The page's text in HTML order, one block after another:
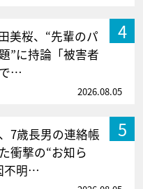
4
美桜、“先輩のパ
”に持論「被害者
…
2026.08.05
5
7歳長男の連絡帳
衝撃の“お知ら
不明…